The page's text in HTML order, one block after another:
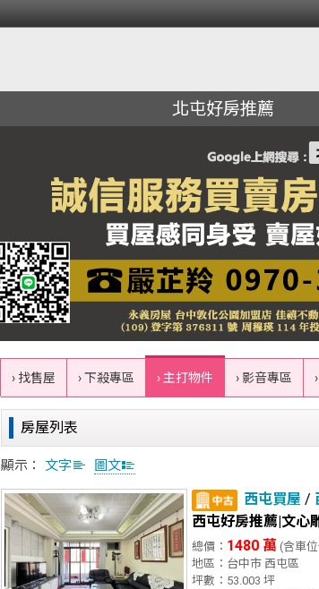
北屯好房推薦
› 找售屋 › 下殺專區 › 主打物件 › 影音專區
房屋列表
顯示： 文字 圖文
西屯買屋 /
西屯好房推薦|文心
總價： 1480 萬 (含車
地區：台中市 西屯區
坪數：53.003 坪